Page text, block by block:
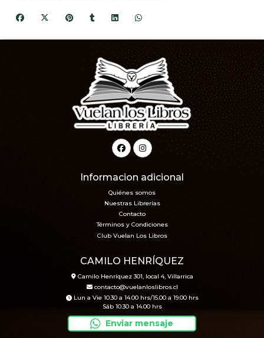
Informacion adicional
Quiénes somos
Nuestras Librerías
Contacto
Términos y Condiciones
Club Vuelan Los Libros
CAMILO HENRÍQUEZ
Camilo Henríquez 301, local 4, Villarrica
contacto@vuelanloslibros.cl
Lun a Vie 10.30 a 14.00 hrs/15.00 a 19.00 hrs
Sáb 10.30 a 14.00 hrs
Enviar mensaje